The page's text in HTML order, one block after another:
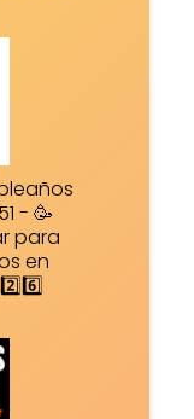
- 🥳
para
en